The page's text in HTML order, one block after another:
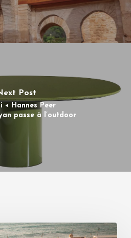
Post
+ Hannes Peer
passe à l’outdoor